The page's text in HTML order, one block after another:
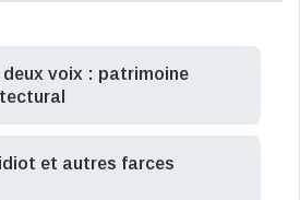
deux voix : patrimoine
et autres farces